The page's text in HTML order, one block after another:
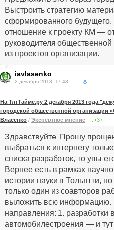
Выстроить стратегию
сформированного
отношение к проекту КМ —
руководителя
из проектов организации.
iavlasenko
2 декабря 2013, 17:48
На ТлтТаймс.ру 2 декабря 2013 года
городской общественной организации
Власенко / Экспертное мнение 37
Здравствуйте! Прошу
выбраться к интернету
списка разработок, то увы
Вернее есть в рамках
истории науки в Тольятти, но
только один из соавторов
выложить всю информацию.
направления: 1. разработки
автомобилестроения — и тут